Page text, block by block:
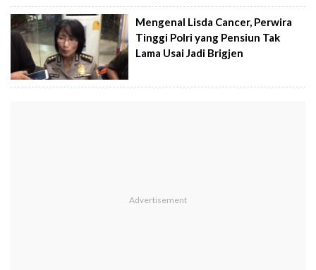
Mengenal Lisda Cancer, Perwira
Tinggi Polri yang Pensiun Tak
Lama Usai Jadi Brigjen